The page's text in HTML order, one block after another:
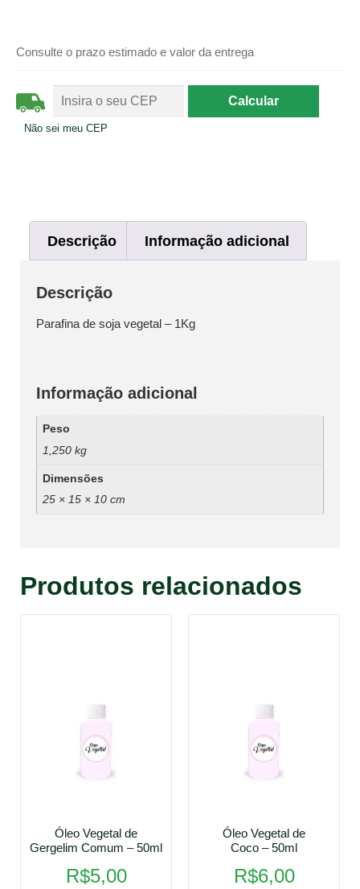
Consulte o prazo estimado e valor da entrega
Não sei meu CEP
Descrição Informação adicional
Descrição
Parafina de soja vegetal – 1Kg
Informação adicional
Peso
1,250 kg
Dimensões
25 × 15 × 10 cm
Produtos relacionados
Óleo Vegetal de
Gergelim Comum – 50ml
R$5,00
Óleo Vegetal de
Coco – 50ml
R$6,00